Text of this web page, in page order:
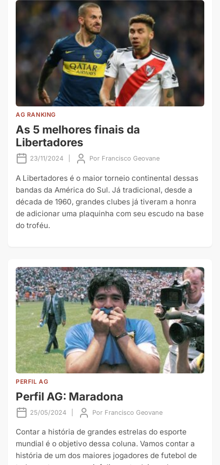
AG RANKING
As 5 melhores finais da
Libertadores
23/11/2024 Por Francisco Geovane
A Libertadores é o maior torneio continental dessas
bandas da América do Sul. Já tradicional, desde a
década de 1960, grandes clubes já tiveram a honra
de adicionar uma plaquinha com seu escudo na base
do troféu.
PERFIL AG
Perfil AG: Maradona
25/05/2024 Por Francisco Geovane
Contar a história de grandes estrelas do esporte
mundial é o objetivo dessa coluna. Vamos contar a
história de um dos maiores jogadores de futebol de